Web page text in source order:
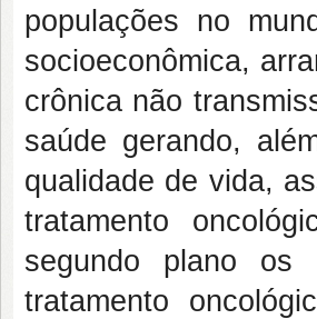
populações no
socioeconômica,
crônica não
saúde gerando,
qualidade de vida,
tratamento
segundo plano os
tratamento